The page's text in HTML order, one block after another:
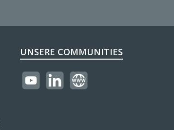
UNSERE COMMUNITIES
https://youtube.com/
LinkedInWebsite